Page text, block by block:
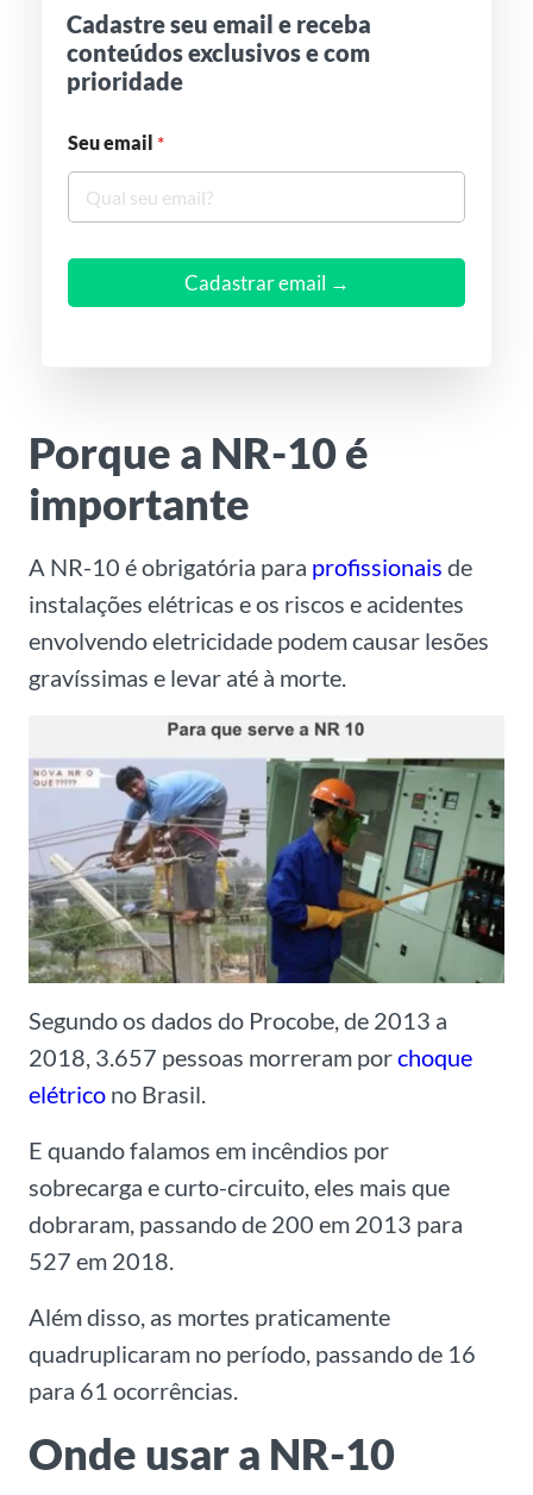
Cadastre seu email e receba
conteúdos exclusivos e com
prioridade
Seu email *
Cadastrar email →
Porque a NR-10 é
importante
A NR-10 é obrigatória para profissionais de
instalações elétricas e os riscos e acidentes
envolvendo eletricidade podem causar lesões
gravíssimas e levar até à morte.
Segundo os dados do Procobe, de 2013 a
2018, 3.657 pessoas morreram porchoque
elétrico no Brasil.
E quando falamos em incêndios por
sobrecarga e curto-circuito, eles mais que
dobraram, passando de 200 em 2013 para
527 em 2018.
Além disso, as mortes praticamente
quadruplicaram no período, passando de 16
para 61 ocorrências.
Onde usar a NR-10